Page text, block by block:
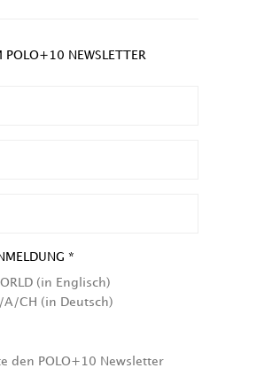
POLO+10 NEWSLETTER
*
(in Englisch)
A/CH (in Deutsch)
den POLO+10 Newsletter